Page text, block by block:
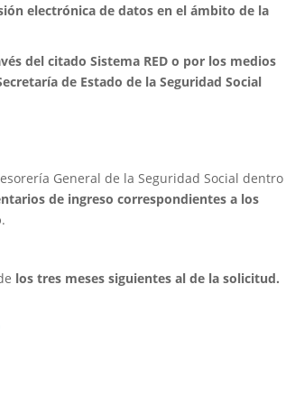
electrónica de datos en el ámbito de la
del citado Sistema RED o por los medios
de Estado de la Seguridad Social
General de la Seguridad Social dentro
de ingreso correspondientes a los
.
los tres meses siguientes al de la solicitud.